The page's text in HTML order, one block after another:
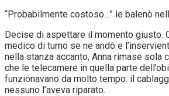
“Probabilmente costoso…” le balenò
Decise di aspettare il momento giusto.
medico di turno se ne andò e
nella stanza accanto, Anna rimase sola
che le telecamere in quella parte
funzionavano da molto tempo: il
nessuno l’aveva riparato.